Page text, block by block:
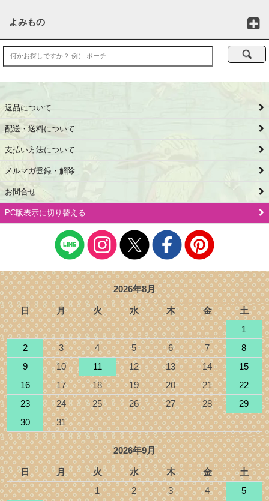
よみもの
返品について
配送・送料について
支払い方法について
メルマガ登録・解除
お問合せ
PC版表示に切り替える
2026年8月
日 月 火 水 木 金
土
1
2
3 4 5 6 7
8
9
10 11 12 13 14
15
16
17 18 19 20 21
22
23
24 25 26 27 28
29
30
31
2026年9月
日 月 火 水 木 金
土
1
2 3 4
5